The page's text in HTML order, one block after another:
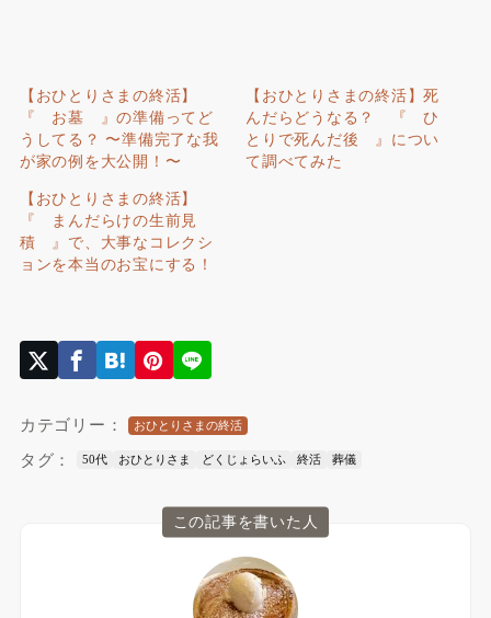
【おひとりさまの終活】
『 お墓 』の準備ってど
うしてる？ 〜準備完了な我
が家の例を大公開！〜
【おひとりさまの終活】死
んだらどうなる？ 『 ひ
とりで死んだ後 』につい
て調べてみた
【おひとりさまの終活】
『 まんだらけの生前見
積 』で、大事なコレクシ
ョンを本当のお宝にする！
カテゴリー： おひとりさまの終活
タグ： 50代 おひとりさま どくじょらいふ 終活 葬儀
この記事を書いた人